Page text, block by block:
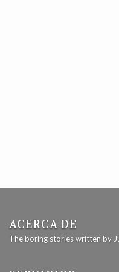
ACERCA DE
The boring stories written by